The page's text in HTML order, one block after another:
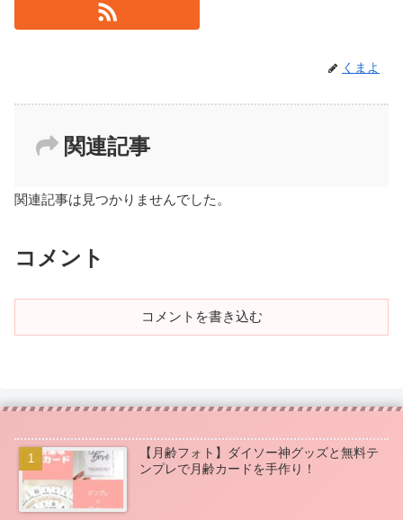
くまよ
関連記事
関連記事は見つかりませんでした。
コメント
コメントを書き込む
【月齢フォト】ダイソー神グッズと無料テ
ンプレで月齢カードを手作り！